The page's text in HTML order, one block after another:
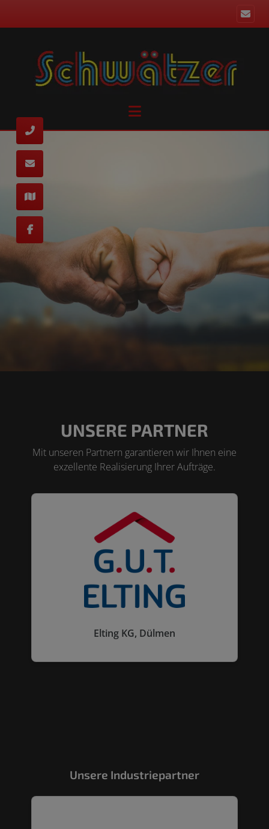
UNSERE PARTNER
Mit unseren Partnern garantieren wir Ihnen eine
exzellente Realisierung Ihrer Aufträge.
Elting KG, Dülmen
Unsere Industriepartner